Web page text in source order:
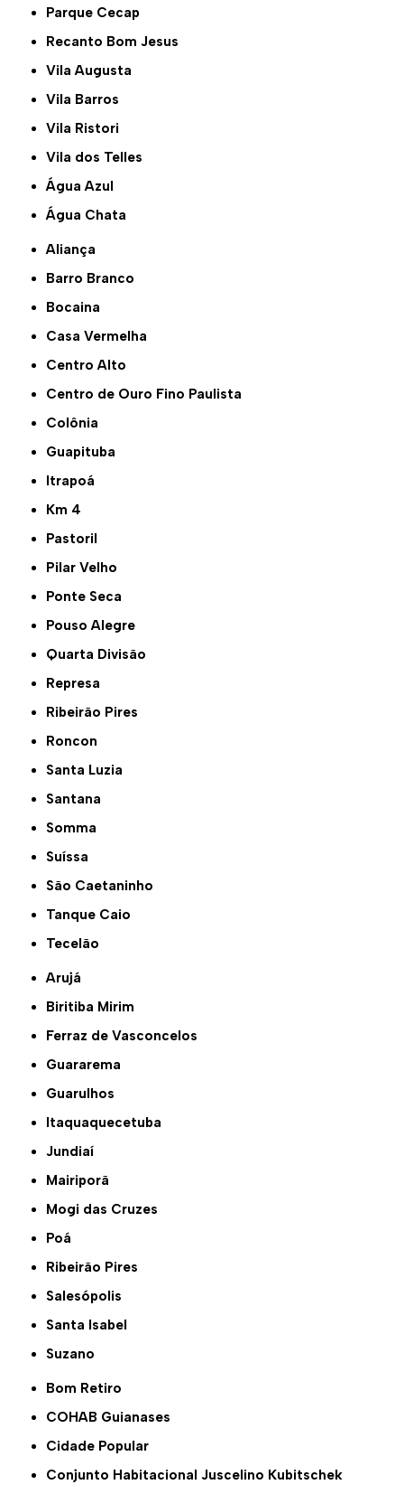
Parque Cecap
Recanto Bom Jesus
Vila Augusta
Vila Barros
Vila Ristori
Vila dos Telles
Água Azul
Água Chata
Aliança
Barro Branco
Bocaina
Casa Vermelha
Centro Alto
Centro de Ouro Fino Paulista
Colônia
Guapituba
Itrapoá
Km 4
Pastoril
Pilar Velho
Ponte Seca
Pouso Alegre
Quarta Divisão
Represa
Ribeirão Pires
Roncon
Santa Luzia
Santana
Somma
Suíssa
São Caetaninho
Tanque Caio
Tecelão
Arujá
Biritiba Mirim
Ferraz de Vasconcelos
Guararema
Guarulhos
Itaquaquecetuba
Jundiaí
Mairiporã
Mogi das Cruzes
Poá
Ribeirão Pires
Salesópolis
Santa Isabel
Suzano
Bom Retiro
COHAB Guianases
Cidade Popular
Conjunto Habitacional Juscelino Kubitschek